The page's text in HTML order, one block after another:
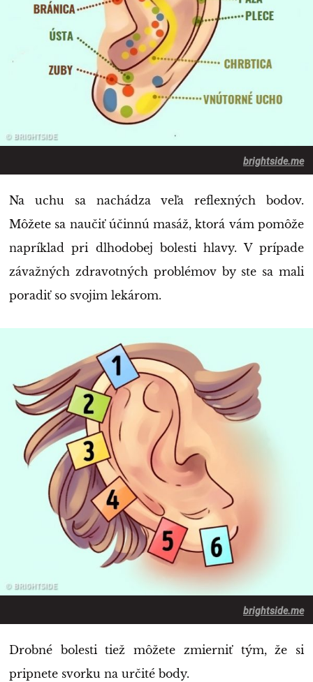
brightside.me
Na uchu sa nachádza veľa reflexných bodov.
Môžete sa naučiť účinnú masáž, ktorá vám pomôže
napríklad pri dlhodobej bolesti hlavy. V prípade
závažných zdravotných problémov by ste sa mali
poradiť so svojim lekárom.
brightside.me
Drobné bolesti tiež môžete zmierniť tým, že si
pripnete svorku na určité body.